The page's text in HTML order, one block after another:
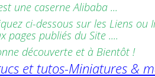
une caserne Alibaba ...
ci-dessous sur les Liens ou
pages publiés du Site ....
découverte et à Bientôt !
et tutos-Miniatures &